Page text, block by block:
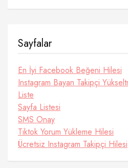
Sayfalar
En İyi Facebook Beğeni Hilesi
Instagram Bayan Takipçi
Liste
Sayfa Listesi
SMS Onay
Tiktok Yorum Yükleme Hilesi
Ücretsiz Instagram Takipçi Hilesi